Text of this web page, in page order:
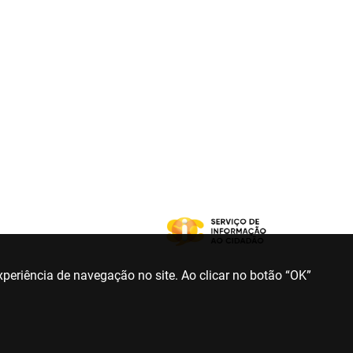
de navegação no site. Ao clicar no botão “OK”